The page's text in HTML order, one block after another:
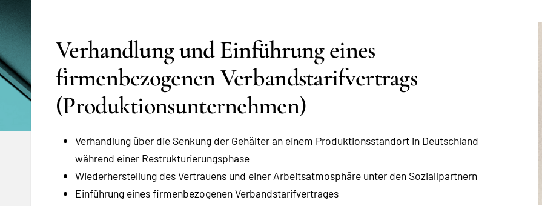
Verhandlung und Einführung eines
firmenbezogenen Verbandstarifvertrags
(Produktionsunternehmen)
Verhandlung über die Senkung der Gehälter an einem Produktionsstandort in Deutschland
während einer Restrukturierungsphase
Wiederherstellung des Vertrauens und einer Arbeitsatmosphäre unter den Soziallpartnern
Einführung eines firmenbezogenen Verbandstarifvertrages